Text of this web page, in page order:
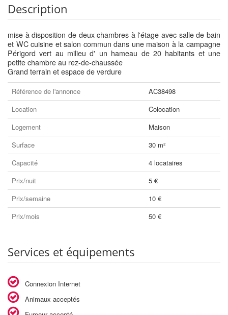
Description
mise à disposition de deux chambres à l'étage avec salle de bain
et WC cuisine et salon commun dans une maison à la campagne
Périgord vert au milieu d' un hameau de 20 habitants et une
petite chambre au rez-de-chaussée
Grand terrain et espace de verdure
Référence de l'annonce
AC38498
Location
Colocation
Logement
Maison
Surface
30 m²
Capacité
4 locataires
Prix/nuit
5 €
Prix/semaine
10 €
Prix/mois
50 €
Services et équipements
Connexion Internet
Animaux acceptés